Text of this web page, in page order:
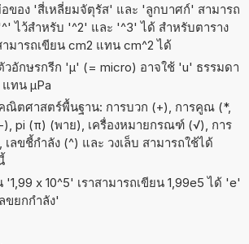
ของ 'สี่เหลี่ยมจัตุรัส' และ 'ลูกบาศก์' สามารถ
ไว้สำหรับ '^2' และ '^3' ได้ สำหรับตาราง
ามารถเขียน cm2 แทน cm^2 ได้
อักษรกรีก 'µ' (= micro) อาจใช้ 'u' ธรรมดา
แทน µPa
ณิตศาสตร์พื้นฐาน: การบวก (+), การคูณ (*,
), pi (π) (พาย), เครื่องหมายกรณฑ์ (√), การ
ลขชี้กำลัง (^) และ วงเล็บ สามารถใช้ได้
x 10^5' เราสามารถเขียน 1,99e5 ได้ 'e'
ขยกกำลัง'